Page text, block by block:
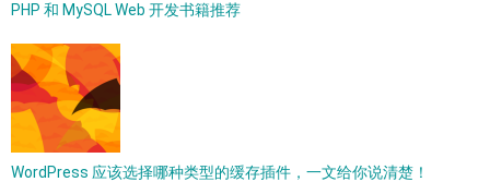
PHP 和 MySQL Web 开发书籍推荐
WordPress 应该选择哪种类型的缓存插件，一文给你说清楚！